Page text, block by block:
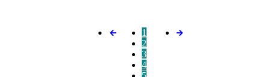
1
2
3
4